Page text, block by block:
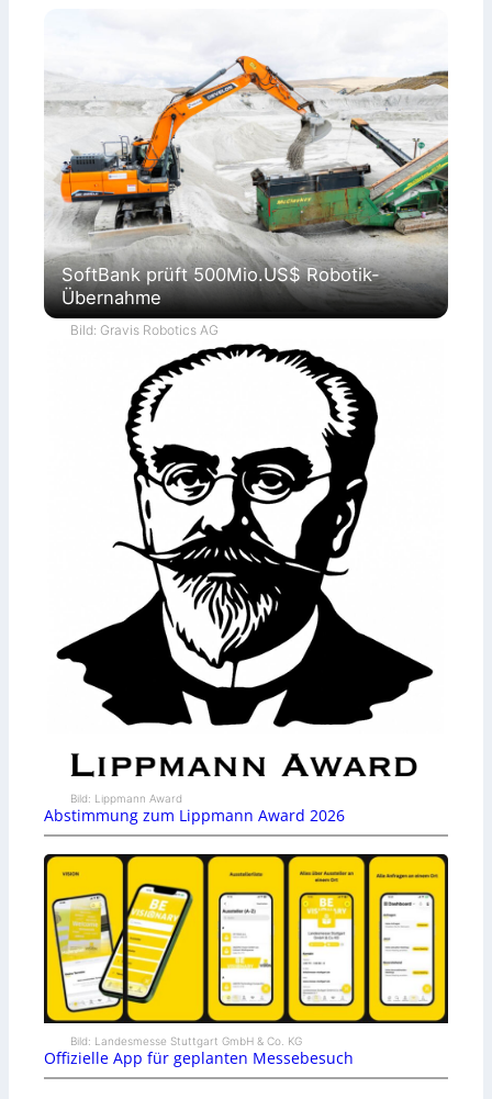
SoftBank prüft 500Mio.US$ Robotik-
Übernahme
Bild: Gravis Robotics AG
Bild: Lippmann Award
Abstimmung zum Lippmann Award 2026
Bild: Landesmesse Stuttgart GmbH & Co. KG
Offizielle App für geplanten Messebesuch